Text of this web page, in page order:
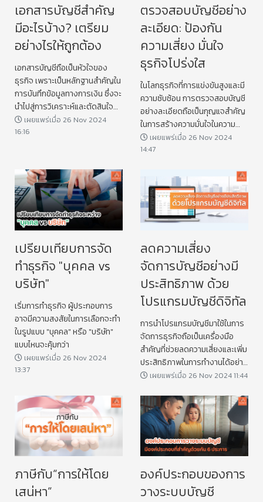
เอกสารบัญชีสำคัญ
มีอะไรบ้าง? เตรียม
อย่างไรให้ถูกต้อง
เอกสารบัญชีถือเป็นหัวใจของ
ธุรกิจ เพราะเป็นหลักฐานสำคัญใน
การบันทึกข้อมูลทางการเงิน ซึ่งจะ
นำไปสู่การวิเคราะห์และตัดสินใจ
ทางธุรกิจที่ถูกต้องแม่นยำ
เผยแพร่เมื่อ 26 Nov 2024
16:16
ตรวจสอบบัญชีอย่าง
ละเอียด: ป้องกัน
ความเสี่ยง มั่นใจ
ธุรกิจโปร่งใส
ในโลกธุรกิจที่การแข่งขันสูงและมี
ความซับซ้อน การตรวจสอบบัญชี
อย่างละเอียดถือเป็นกุญแจสำคัญ
ในการสร้างความมั่นใจในความ
โปร่งใสของธุรกิจ
เผยแพร่เมื่อ 26 Nov 2024
14:47
เปรียบเทียบการจัด
ทำธุรกิจ "บุคคล vs
บริษัท"
เริ่มการทำธุรกิจ ผู้ประกอบการ
อาจมีความสงสัยในการเลือกจะทำ
ในรูปแบบ "บุคคล" หรือ "บริษัท"
แบบไหนจะคุ้มกว่า
เผยแพร่เมื่อ 26 Nov 2024
13:37
ลดความเสี่ยง
จัดการบัญชีอย่างมี
ประสิทธิภาพ ด้วย
โปรแกรมบัญชีดิจิทัล
การนำโปรแกรมบัญชีมาใช้ในการ
จัดการธุรกิจถือเป็นเครื่องมือ
สำคัญที่ช่วยลดความเสี่ยงและเพิ่ม
ประสิทธิภาพในการทำงานได้อย่าง
มาก ไม่ว่าจะเป็นธุรกิจขนาดเล็ก
เผยแพร่เมื่อ 26 Nov 2024 11:44
ภาษีกับ“การให้โดย
เสน่หา”
องค์ประกอบของการ
วางระบบบัญชี